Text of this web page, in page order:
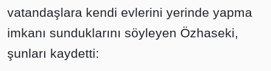
vatandaşlara kendi evlerini yerinde yapma
imkanı sunduklarını söyleyen Özhaseki,
şunları kaydetti: